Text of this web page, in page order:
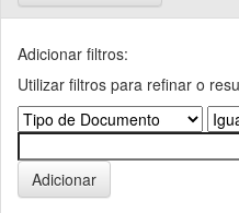
Adicionar filtros:
Utilizar filtros para refinar o